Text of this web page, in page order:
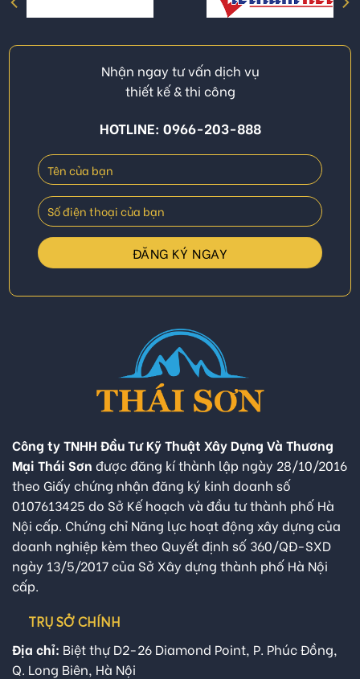
Nhận ngay tư vấn dịch vụ
thiết kế & thi công
HOTLINE: 0966-203-888
Công ty TNHH Đầu Tư Kỹ Thuật Xây Dựng Và Thương
Mại Thái Sơn được đăng kí thành lập ngày 28/10/2016
theo Giấy chứng nhận đăng ký kinh doanh số
0107613425 do Sở Kế hoạch và đầu tư thành phố Hà
Nội cấp. Chứng chỉ Năng lực hoạt động xây dựng của
doanh nghiệp kèm theo Quyết định số 360/QĐ-SXD
ngày 13/5/2017 của Sở Xây dựng thành phố Hà Nội
cấp.
TRỤ SỞ CHÍNH
Địa chỉ: Biệt thự D2-26 Diamond Point, P. Phúc Đồng,
Q. Long Biên, Hà Nội